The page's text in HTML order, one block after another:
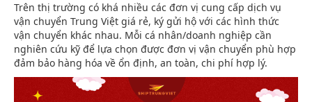
Trên thị trường có khá nhiều các đơn vị cung cấp dịch vụ
vận chuyển Trung Việt giá rẻ, ký gửi hộ với các hình thức
vận chuyển khác nhau. Mỗi cá nhân/doanh nghiệp cần
nghiên cứu kỹ để lựa chọn được đơn vị vận chuyển phù hợp
đảm bảo hàng hóa về ổn định, an toàn, chi phí hợp lý.